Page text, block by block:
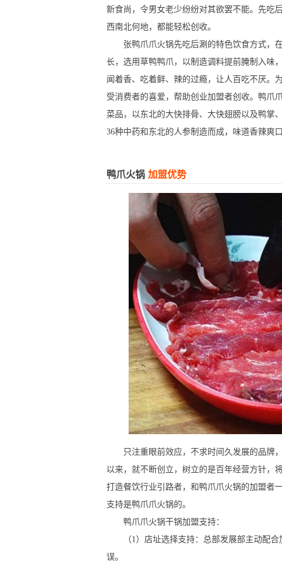
新食尚，令男女老少纷纷对其欲罢不能。先吃
西南北何地，都能轻松创收。
张鸭爪爪火锅先吃后涮的特色饮食方式，在
长，选用草鸭鸭爪，以制造调料提前腌制入味
闻着香、吃着鲜、辣的过瘾，让人百吃不厌。
受消费者的喜爱，帮助创业加盟者创收。鸭爪
菜品，以东北的大快排骨、大快翅膀以及鸭掌
36种中药和东北的人参制造而成，味道香辣爽
鸭爪火锅 加盟优势
只注重眼前效应，不求时间久发展的品牌，
以来，就不断创立，树立的是百年经营方针，
打造餐饮行业引路者，和鸭爪爪火锅的加盟者
支持是鸭爪爪火锅的。
鸭爪爪火锅干锅加盟支持：
（1）店址选择支持：总部发展部主动配合
误。